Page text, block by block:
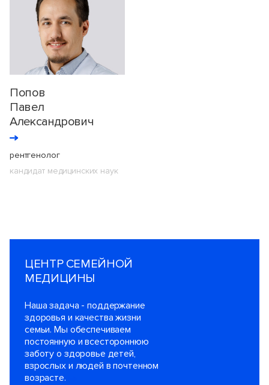
Попов
Павел
Александрович
рентгенолог
кандидат медицинских наук
ЦЕНТР СЕМЕЙНОЙ
МЕДИЦИНЫ
Наша задача - поддержание
здоровья и качества жизни
семьи. Мы обеспечиваем
постоянную и всестороннюю
заботу о здоровье детей,
взрослых и людей в почтенном
возрасте.